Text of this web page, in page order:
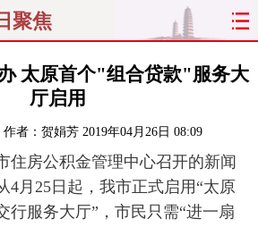
聚焦
焦 太原 山西
光 综合 专题
理财 政务 教育
太原首个"组合贷款"服务大
厅启用
作者：贺娟芳 2019年04月26日 08:09
房公积金管理中心召开的新闻
4月25日起，我市正式启用“太原
行服务大厅”，市民只需“进一扇